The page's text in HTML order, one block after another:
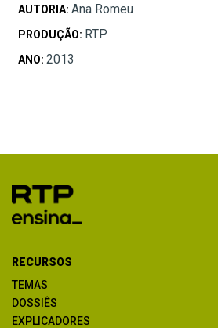
AUTORIA: Ana Romeu
PRODUÇÃO: RTP
ANO: 2013
RECURSOS
TEMAS
DOSSIÊS
EXPLICADORES